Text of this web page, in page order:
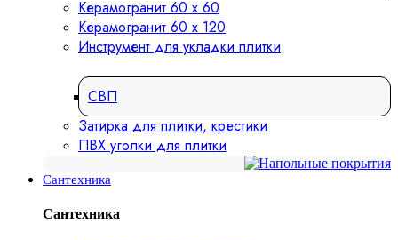
Керамогранит 60 х 60
Керамогранит 60 х 120
Инструмент для укладки плитки
СВП
Затирка для плитки, крестики
ПВХ уголки для плитки
Сантехника
Сантехника